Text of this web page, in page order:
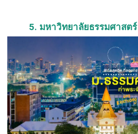
5. มหาวิทยาลัยธรรมศาสตร์